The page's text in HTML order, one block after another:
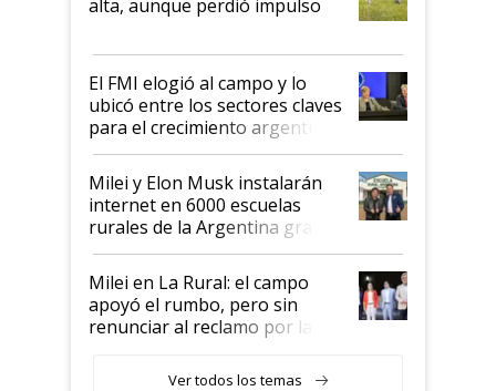
que de una dura crisis salió
de Milei
alta, aunque perdió impulso
El FMI elogió al campo y lo
ubicó entre los sectores claves
para el crecimiento argentino
Milei y Elon Musk instalarán
internet en 6000 escuelas
rurales de la Argentina gracias
a un acuerdo con Starlink
Milei en La Rural: el campo
apoyó el rumbo, pero sin
renunciar al reclamo por las
Ver todos los temas